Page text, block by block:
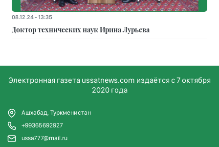
08.12.24 - 13:35
Доктор технических наук Ирина Лурьева
Электронная газета ussatnews.com издаётся с 7 октября
2020 года
Ашхабад, Туркменистан
+99365692927
ussa777@mail.ru